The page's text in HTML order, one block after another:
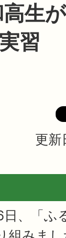
生
習
更新
、「ふ